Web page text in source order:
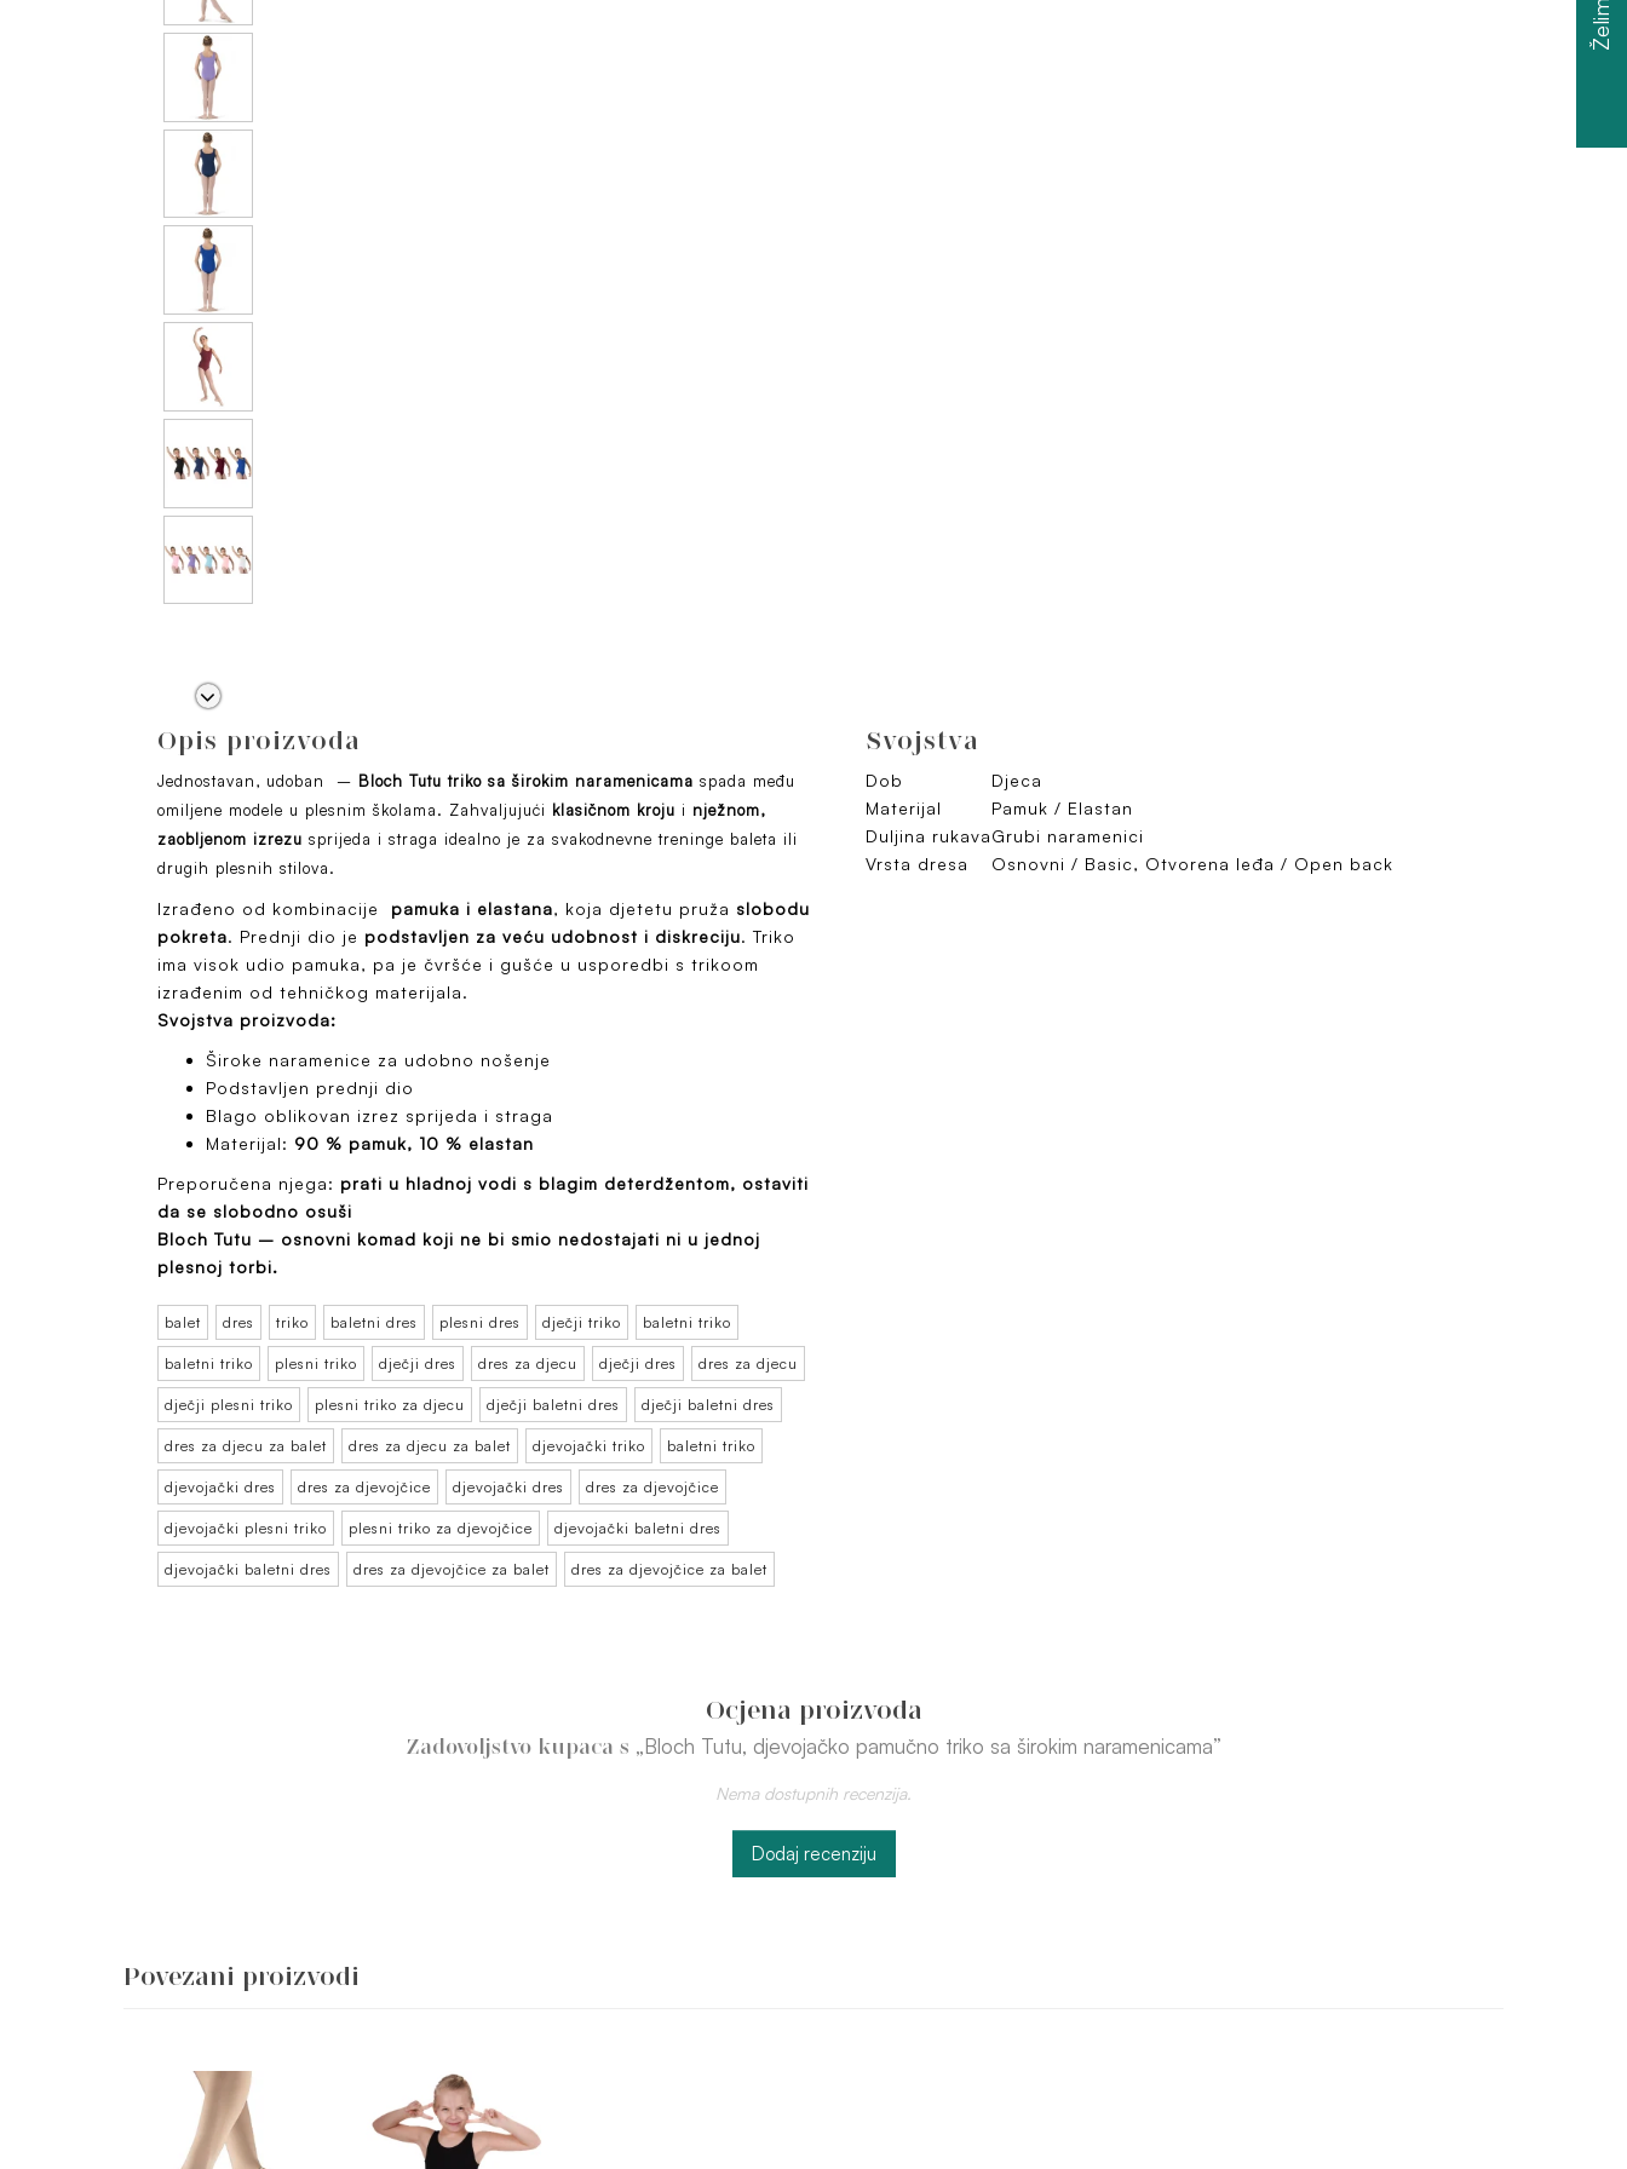
Opis proizvoda
Jednostavan, udoban – Bloch Tutu triko sa širokim naramenicama spada među
omiljene modele u plesnim školama. Zahvaljujući klasičnom kroju i nježnom,
zaobljenom izrezu sprijeda i straga idealno je za svakodnevne treninge baleta ili
drugih plesnih stilova.
Izrađeno od kombinacije pamuka i elastana, koja djetetu pruža slobodu
pokreta. Prednji dio je podstavljen za veću udobnost i diskreciju. Triko
ima visok udio pamuka, pa je čvršće i gušće u usporedbi s trikoom
izrađenim od tehničkog materijala.
Svojstva proizvoda:
Široke naramenice za udobno nošenje
Podstavljen prednji dio
Blago oblikovan izrez sprijeda i straga
Materijal: 90 % pamuk, 10 % elastan
Preporučena njega: prati u hladnoj vodi s blagim deterdžentom, ostaviti
da se slobodno osuši
Bloch Tutu – osnovni komad koji ne bi smio nedostajati ni u jednoj
plesnoj torbi.
balet dres triko baletni dres plesni dres dječji triko baletni triko
baletni triko plesni triko dječji dres dres za djecu dječji dres dres za djecu
dječji plesni triko plesni triko za djecu dječji baletni dres dječji baletni dres
dres za djecu za balet dres za djecu za balet djevojački triko baletni triko
djevojački dres dres za djevojčice djevojački dres dres za djevojčice
djevojački plesni triko plesni triko za djevojčice djevojački baletni dres
djevojački baletni dres dres za djevojčice za balet dres za djevojčice za balet
Svojstva
Dob
Djeca
Materijal
Pamuk / Elastan
Duljina rukavaGrubi naramenici
Vrsta dresa
Osnovni / Basic, Otvorena leđa / Open back
Ocjena proizvoda
Zadovoljstvo kupaca s „Bloch Tutu, djevojačko pamučno triko sa širokim naramenicama”
Nema dostupnih recenzija.
Dodaj recenziju
Povezani proizvodi